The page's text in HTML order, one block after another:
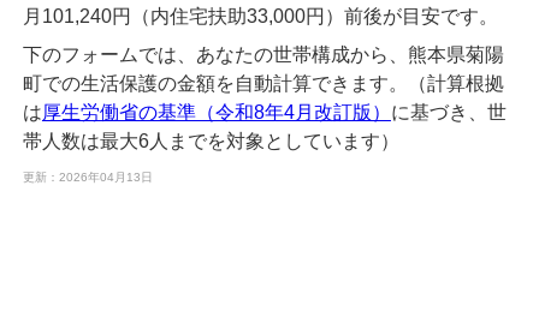
月101,240円（内住宅扶助33,000円）前後が目安です。
下のフォームでは、あなたの世帯構成から、熊本県菊陽
町での生活保護の金額を自動計算できます。（計算根拠
は厚生労働省の基準（令和8年4月改訂版） に基づき、世
帯人数は最大6人までを対象としています）
更新：2026年04月13日